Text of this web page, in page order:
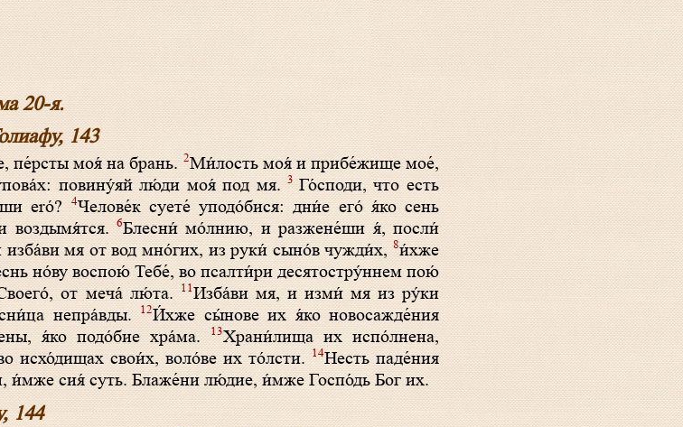
20-я.
143
пе́рсты моя́ на брань.2Ми́лость моя́ и прибе́жище мое́,
повину́яй лю́ди моя́ под мя.3Го́споди, что есть
eró?4Челове́к суете́ уподо́бися: дни́е его́ я́ко сень
воздымя́тся.6Блесни́ мо́лнию, и разжене́ши я́, посли́
мя от вод мно́гих, из руки́ сыно́в чужди́х,8и́хже
но́ву воспою́ Тебе́, во псалти́ри десятостру́ннем пою́
от меча́ лю́та.11Изба́ви мя, и изми́ мя из ру́ки
непра́вды. 12И́хже сы́нове их я́ко новосажде́ния
я́ко подо́бие хра́ма.13Храни́лища их испо́лнена,
исхо́дищах свои́х, воло́ве их то́лсти.14Несть паде́ния
сия́ суть. Блаже́ни лю́дие, и́мже Госпо́дь Бог их.
144